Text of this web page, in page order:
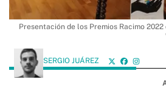
Presentación de los Premios Racimo
SERGIO JUÁREZ